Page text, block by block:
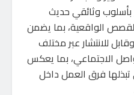
بأسلوب وثائقي حديث
الواقعية، بما يضمن
للانتشار عبر مختلف
الاجتماعي، بما يعكس
تبذلها فرق العمل داخل